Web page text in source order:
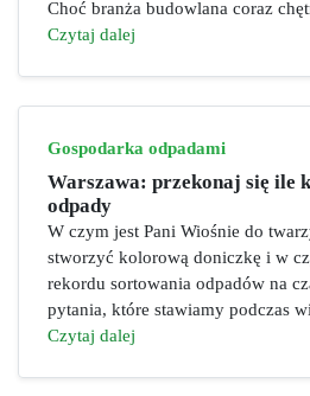
Choć branża budowlana coraz
Czytaj dalej
Gospodarka odpadami
Warszawa: przekonaj się ile
odpady
W czym jest Pani Wiośnie do
stworzyć kolorową doniczkę i w
rekordu sortowania odpadów na
pytania, które stawiamy podczas
Czytaj dalej